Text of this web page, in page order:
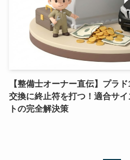
【整備士オーナー直伝】プラ
交換に終止符を打つ！適合サ
トの完全解決策